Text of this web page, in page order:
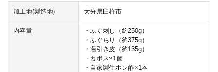
加工地(製造地) 大分県臼杵市
内容量
・ふぐ刺し（約250g）
・ふぐちり（約375g）
・湯引き皮（約135g）
・カボス×1個
・自家製生ポン酢×1本